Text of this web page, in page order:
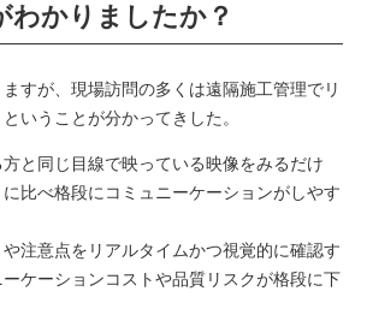
わかりましたか？
すが、現場訪問の多くは遠隔施工管理でリ
いうことが分かってきした。
と同じ目線で映っている映像をみるだけ
比べ格段にコミュニーケーションがしやす
注意点をリアルタイムかつ視覚的に確認す
ケーションコストや品質リスクが格段に下